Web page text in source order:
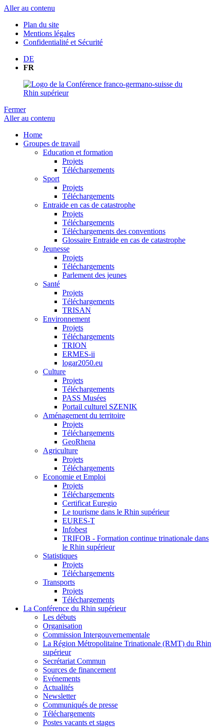
Aller au contenu
Plan du site
Mentions légales
Confidentialité et Sécurité
DE
FR
Fermer
Aller au contenu
Home
Groupes de travail
Education et formation
Projets
Téléchargements
Sport
Projets
Téléchargements
Entraide en cas de catastrophe
Projets
Téléchargements
Téléchargements des conventions
Glossaire Entraide en cas de catastrophe
Jeunesse
Projets
Téléchargements
Parlement des jeunes
Santé
Projets
Téléchargements
TRISAN
Environnement
Projets
Téléchargements
TRION
ERMES-ii
logar2050.eu
Culture
Projets
Téléchargements
PASS Musées
Portail culturel SZENIK
Aménagement du territoire
Projets
Téléchargements
GeoRhena
Agriculture
Projets
Téléchargements
Economie et Emploi
Projets
Téléchargements
Certificat Euregio
Le tourisme dans le Rhin supérieur
EURES-T
Infobest
TRIFOB - Formation continue trinationale dans
le Rhin supérieur
Statistiques
Projets
Téléchargements
Transports
Projets
Téléchargements
La Conférence du Rhin supérieur
Les débuts
Organisation
Commission Intergouvernementale
La Région Métropolitaine Trinationale (RMT) du Rhin
supérieur
Secrétariat Commun
Sources de financement
Evénements
Actualités
Newsletter
Communiqués de presse
Téléchargements
Postes vacants et stages